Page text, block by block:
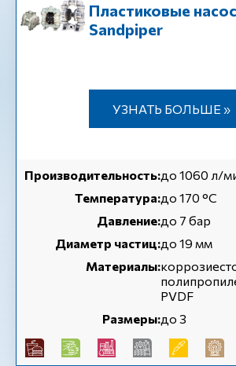
Пластиковые
Sandpiper
УЗНАТЬ БОЛЬШЕ »
Производительность:до 1060 л/
Температура:до 170 °C
Давление:до 7 бар
Диаметр частиц:до 19 мм
Материалы:
PVDF
Размеры:до 3